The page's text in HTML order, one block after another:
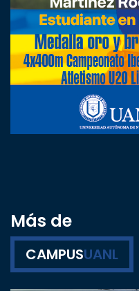
Más de
CAMPUSUANL